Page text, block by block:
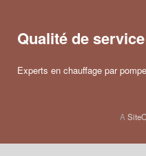
Qualité de
Experts en chauffage par
A